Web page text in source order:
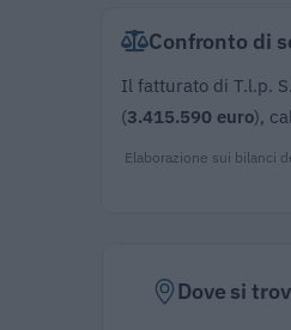
Confronto di
Il fatturato di T.l.p.
(3.415.590 euro),
Elaborazione sui bilanci
Dove si